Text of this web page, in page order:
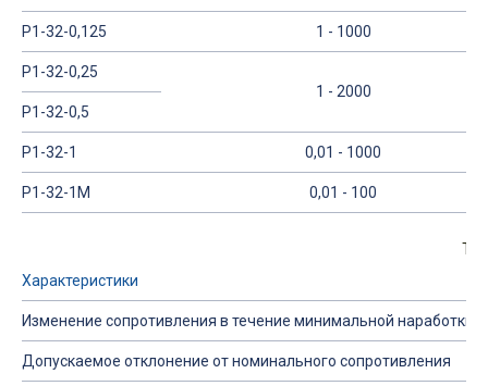
Р1-32-0,125 1 - 1000
Р1-32-0,25
1 - 2000
Р1-32-0,5
Р1-32-1 0,01 - 1000
Р1-32-1М 0,01 - 100
Характеристики
Изменение сопротивления в течение минимальной наработки
Допускаемое отклонение от номинального сопротивления